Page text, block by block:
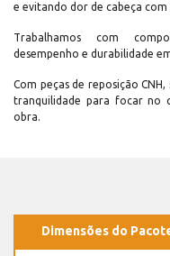
e evitando dor de cabeça com
Trabalhamos com
desempenho e durabilidade
Com peças de reposição
tranquilidade para focar no
obra.
Dimensões do